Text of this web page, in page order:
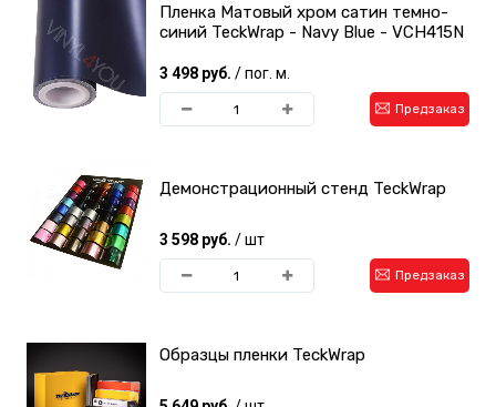
Пленка Матовый хром сатин темно-
синий TeckWrap - Navy Blue - VCH415N
3 498 руб. / пог. м.
Предзаказ
Демонстрационный стенд TeckWrap
3 598 руб. / шт
Предзаказ
Образцы пленки TeckWrap